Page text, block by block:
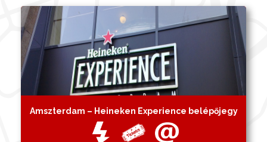
Amszterdam – Heineken Experience belépőjegy